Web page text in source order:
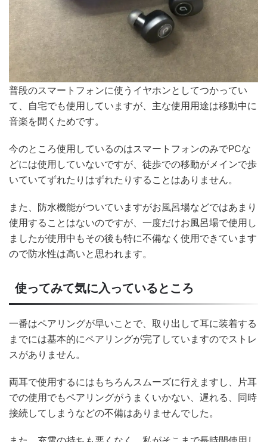
普段のスマートフォンに使うイヤホンとしてつかってい
て、自宅でも使用していますが、主な使用用途は移動中に
音楽を聞くためです。
今のところ使用しているのはスマートフォンのみでPCな
どには使用していないですが、徒歩での移動がメインで歩
いていてずれたりはずれたりすることはありません。
また、防水機能がついていますがお風呂場などではあまり
使用することはないのですが、一度だけお風呂場で使用し
ましたが使用中もその後も特に不備なく使用できています
ので防水性は高いと思われます。
使ってみて気に入っているところ
一番はペアリングが早いことで、取り出して耳に装着する
までには基本的にペアリングが完了していますのでストレ
スがありません。
両耳で使用するにはもちろんスムーズに行えますし、片耳
での使用でもペアリングがうまくいかない、遅れる、同時
接続してしまうなどの不備はありませんでした。